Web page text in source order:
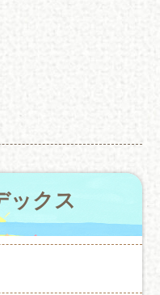
ックス